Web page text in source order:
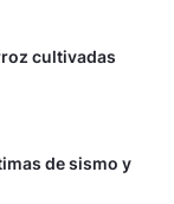
cultivadas
de sismo y